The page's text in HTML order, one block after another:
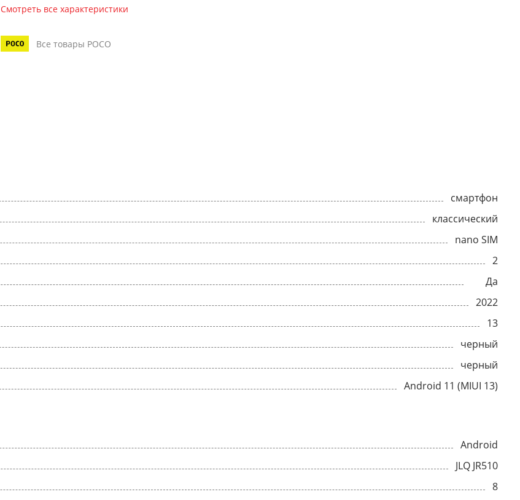
Смотреть все характеристики
Все товары POCO
смартфон
классический
nano SIM
2
Да
2022
13
черный
черный
Android 11 (MIUI 13)
Android
JLQ JR510
8